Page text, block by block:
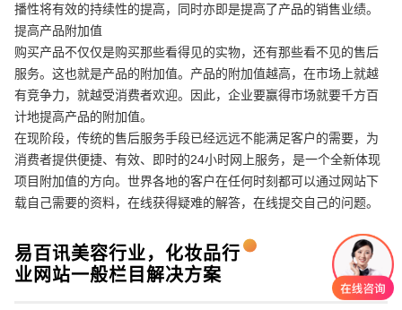
播性将有效的持续性的提高，同时亦即是提高了产品的销售业绩。
提高产品附加值
购买产品不仅仅是购买那些看得见的实物，还有那些看不见的售后
服务。这也就是产品的附加值。产品的附加值越高，在市场上就越
有竞争力，就越受消费者欢迎。因此，企业要赢得市场就要千方百
计地提高产品的附加值。
在现阶段，传统的售后服务手段已经远远不能满足客户的需要，为
消费者提供便捷、有效、即时的24小时网上服务，是一个全新体现
项目附加值的方向。世界各地的客户在任何时刻都可以通过网站下
载自己需要的资料，在线获得疑难的解答，在线提交自己的问题。
易百讯美容行业，化妆品行
业网站一般栏目解决方案